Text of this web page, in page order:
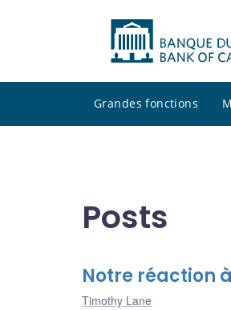
Grandes fonctions
Posts
Notre réaction
Timothy Lane